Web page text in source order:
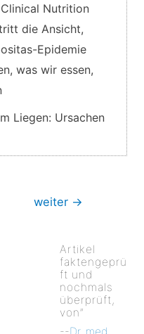
Nutrition
die Ansicht,
Epidemie
was wir essen,
Liegen: Ursachen
weiter →
Artikel
faktengeprü
ft und
nochmals
überprüft,
von”